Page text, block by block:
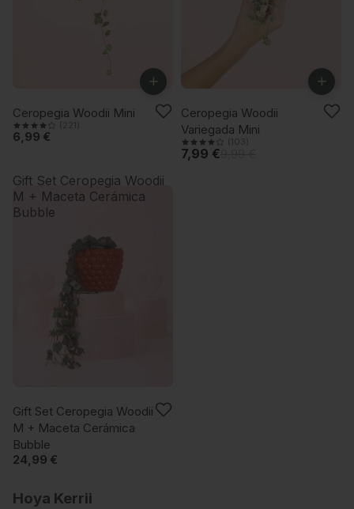
+
Ceropegia Woodii Mini
(221)
6,99 €
-20%
+
Ceropegia Woodii
Variegada Mini
(103)
7,99 €
Gift Set Ceropegia Woodii
M + Maceta Cerámica
Bubble
VUELVE PRONTO
Gift Set Ceropegia Woodii
M + Maceta Cerámica
Bubble
24,99 €
Hoya Kerrii